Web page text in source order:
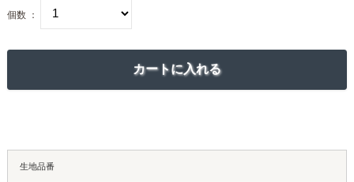
個数 ：
生地品番